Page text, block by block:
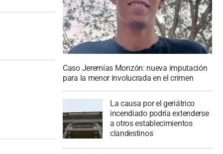
Caso Jeremías Monzón: nueva imputación
para la menor involucrada en el crimen
La causa por el geriátrico
incendiado podría extenderse
a otros establecimientos
clandestinos